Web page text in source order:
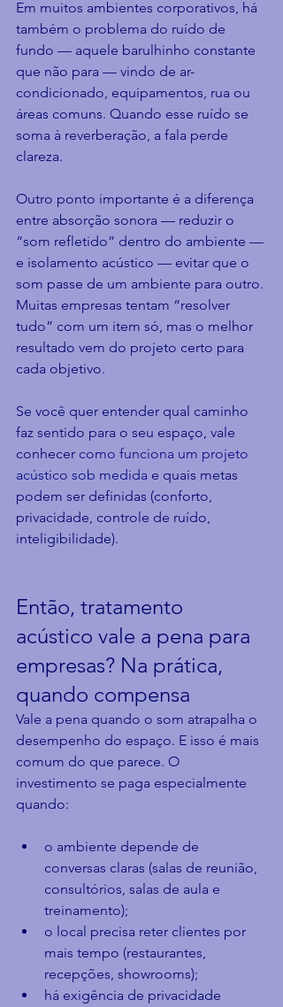
Em muitos ambientes corporativos, há
também o problema do ruído de
fundo — aquele barulhinho constante
que não para — vindo de ar-
condicionado, equipamentos, rua ou
áreas comuns. Quando esse ruído se
soma à reverberação, a fala perde
clareza.
Outro ponto importante é a diferença
entre absorção sonora — reduzir o
“som refletido” dentro do ambiente —
e isolamento acústico — evitar que o
som passe de um ambiente para outro.
Muitas empresas tentam “resolver
tudo” com um item só, mas o melhor
resultado vem do projeto certo para
cada objetivo.
Se você quer entender qual caminho
faz sentido para o seu espaço, vale
conhecer como funciona um projeto
acústico sob medida e quais metas
podem ser definidas (conforto,
privacidade, controle de ruído,
inteligibilidade).
Então, tratamento
acústico vale a pena para
empresas? Na prática,
quando compensa
Vale a pena quando o som atrapalha o
desempenho do espaço. E isso é mais
comum do que parece. O
investimento se paga especialmente
quando:
o ambiente depende de
conversas claras (salas de reunião,
consultórios, salas de aula e
treinamento);
o local precisa reter clientes por
mais tempo (restaurantes,
recepções, showrooms);
há exigência de privacidade